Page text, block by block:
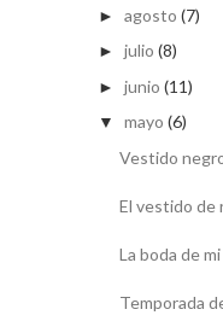
► agosto (7)
► julio (8)
► junio (11)
▼ mayo (6)
Vestido
El vestido de
La boda de
Temporada